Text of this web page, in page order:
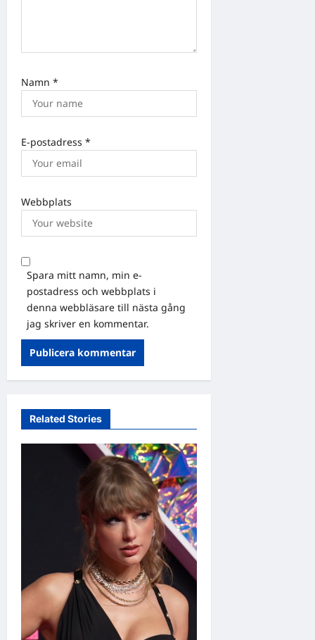
Namn *
E-postadress *
Webbplats
Spara mitt namn, min e-
postadress och webbplats i
denna webbläsare till nästa gång
jag skriver en kommentar.
Related Stories